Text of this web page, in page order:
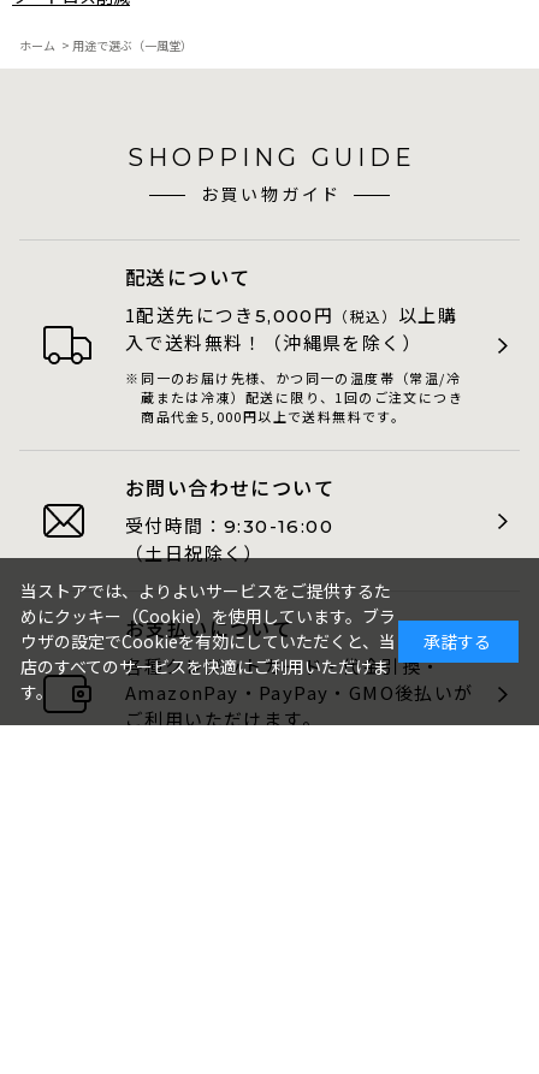
ホーム > 用途で選ぶ（一風堂）
SHOPPING GUIDE
お買い物ガイド
配送について
1配送先につき 5,000 円 （税込） 以上購
入で送料無料！（沖縄県を除く）
同一のお届け先様、かつ同一の温度帯（常温/冷
蔵または冷凍）配送に限り、1回のご注文につき
商品代金5,000円以上で送料無料です。
お問い合わせについて
受付時間： 9:30-16:00
（土日祝除く）
お支払いについて
各種クレジットカード・代金引換・
AmazonPay・PayPay・GMO後払いが
ご利用いただけます。
当ストアでは、よりよいサービスをご提供するた
めにクッキー（Cookie）を使用しています。ブラ
ウザの設定でCookieを有効にしていただくと、当
店のすべてのサービスを快適にご利用いただけま
す。
承諾する